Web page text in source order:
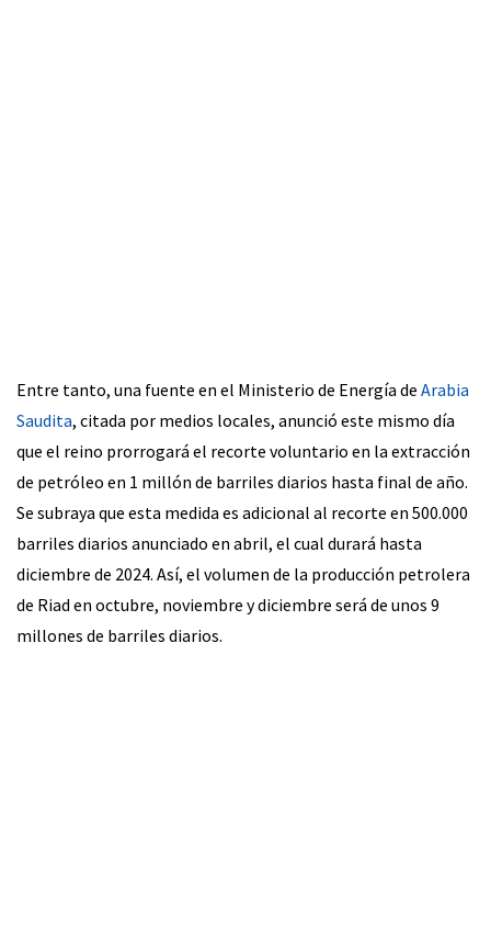
Entre tanto, una fuente en el Ministerio de Energía de Arabia
Saudita, citada por medios locales, anunció este mismo día
que el reino prorrogará el recorte voluntario en la extracción
de petróleo en 1 millón de barriles diarios hasta final de año.
Se subraya que esta medida es adicional al recorte en 500.000
barriles diarios anunciado en abril, el cual durará hasta
diciembre de 2024. Así, el volumen de la producción petrolera
de Riad en octubre, noviembre y diciembre será de unos 9
millones de barriles diarios.